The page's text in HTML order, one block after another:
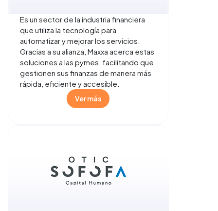
Es un sector de la industria financiera
que utiliza la tecnología para
automatizar y mejorar los servicios.
Gracias a su alianza, Maxxa acerca estas
soluciones a las pymes, facilitando que
gestionen sus finanzas de manera más
rápida, eficiente y accesible.
Ver más